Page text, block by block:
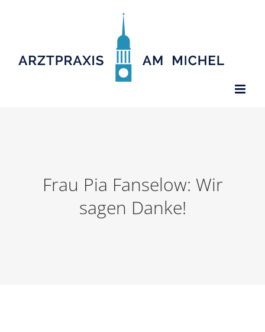
Frau Pia Fanselow: Wir
sagen Danke!